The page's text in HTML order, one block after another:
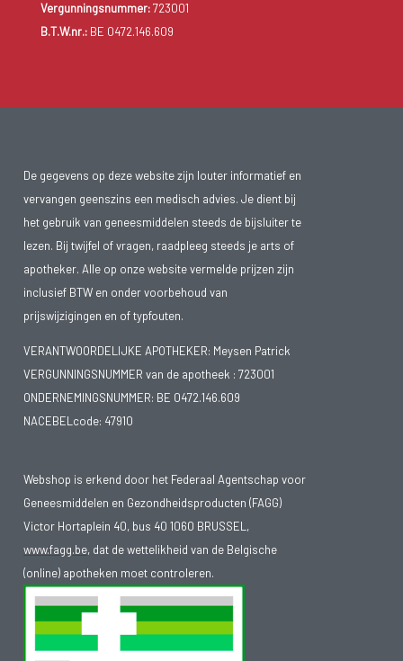
Vergunningsnummer:723001
B.T.W.nr.:BE 0472.146.609
De gegevens op deze website zijn louter informatief en
vervangen geenszins een medisch advies. Je dient bij
het gebruik van geneesmiddelen steeds de bijsluiter te
lezen. Bij twijfel of vragen, raadpleeg steeds je arts of
apotheker. Alle op onze website vermelde prijzen zijn
inclusief BTW en onder voorbehoud van
prijswijzigingen en of typfouten.
VERANTWOORDELIJKE APOTHEKER: Meysen Patrick
VERGUNNINGSNUMMER van de apotheek : 723001
ONDERNEMINGSNUMMER: BE 0472.146.609
NACEBELcode: 47910
Webshop is erkend door het Federaal Agentschap voor
Geneesmiddelen en Gezondheidsproducten (FAGG)
Victor Hortaplein 40, bus 40 1060 BRUSSEL,
www.fagg.be, dat de wettelikheid van de Belgische
(online) apotheken moet controleren.